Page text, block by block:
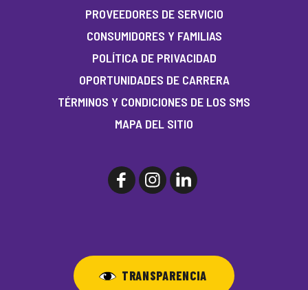
PROVEEDORES DE SERVICIO
CONSUMIDORES Y FAMILIAS
POLÍTICA DE PRIVACIDAD
OPORTUNIDADES DE CARRERA
TÉRMINOS Y CONDICIONES DE LOS SMS
MAPA DEL SITIO
TRANSPARENCIA